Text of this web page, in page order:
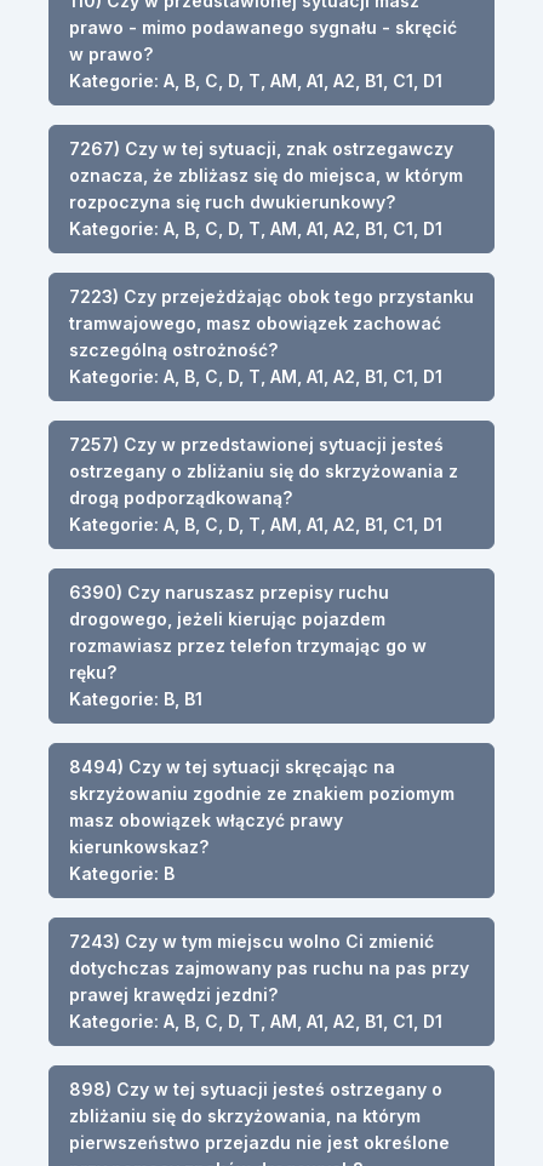
prawo - mimo podawanego sygnału - skręcić
w prawo?
Kategorie: A, B, C, D, T, AM, A1, A2, B1, C1, D1
7267) Czy w tej sytuacji, znak ostrzegawczy
oznacza, że zbliżasz się do miejsca, w którym
rozpoczyna się ruch dwukierunkowy?
Kategorie: A, B, C, D, T, AM, A1, A2, B1, C1, D1
7223) Czy przejeżdżając obok tego przystanku
tramwajowego, masz obowiązek zachować
szczególną ostrożność?
Kategorie: A, B, C, D, T, AM, A1, A2, B1, C1, D1
7257) Czy w przedstawionej sytuacji jesteś
ostrzegany o zbliżaniu się do skrzyżowania z
drogą podporządkowaną?
Kategorie: A, B, C, D, T, AM, A1, A2, B1, C1, D1
6390) Czy naruszasz przepisy ruchu
drogowego, jeżeli kierując pojazdem
rozmawiasz przez telefon trzymając go w
ręku?
Kategorie: B, B1
8494) Czy w tej sytuacji skręcając na
skrzyżowaniu zgodnie ze znakiem poziomym
masz obowiązek włączyć prawy
kierunkowskaz?
Kategorie: B
7243) Czy w tym miejscu wolno Ci zmienić
dotychczas zajmowany pas ruchu na pas przy
prawej krawędzi jezdni?
Kategorie: A, B, C, D, T, AM, A1, A2, B1, C1, D1
898) Czy w tej sytuacji jesteś ostrzegany o
zbliżaniu się do skrzyżowania, na którym
pierwszeństwo przejazdu nie jest określone